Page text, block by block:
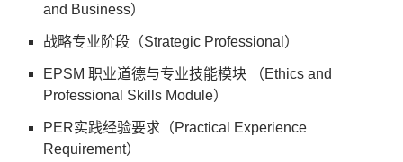
and Business）
战略专业阶段（Strategic Professional）
EPSM 职业道德与专业技能模块 （Ethics and
Professional Skills Module）
PER实践经验要求（Practical Experience
Requirement）